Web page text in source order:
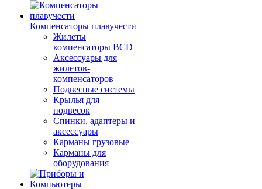
Компенсаторы плавучести
Жилеты
компенсаторы BCD
Аксессуары для
жилетов-
компенсаторов
Подвесные системы
Крылья для
подвесок
Спинки, адаптеры и
аксессуары
Карманы грузовые
Карманы для
оборудования